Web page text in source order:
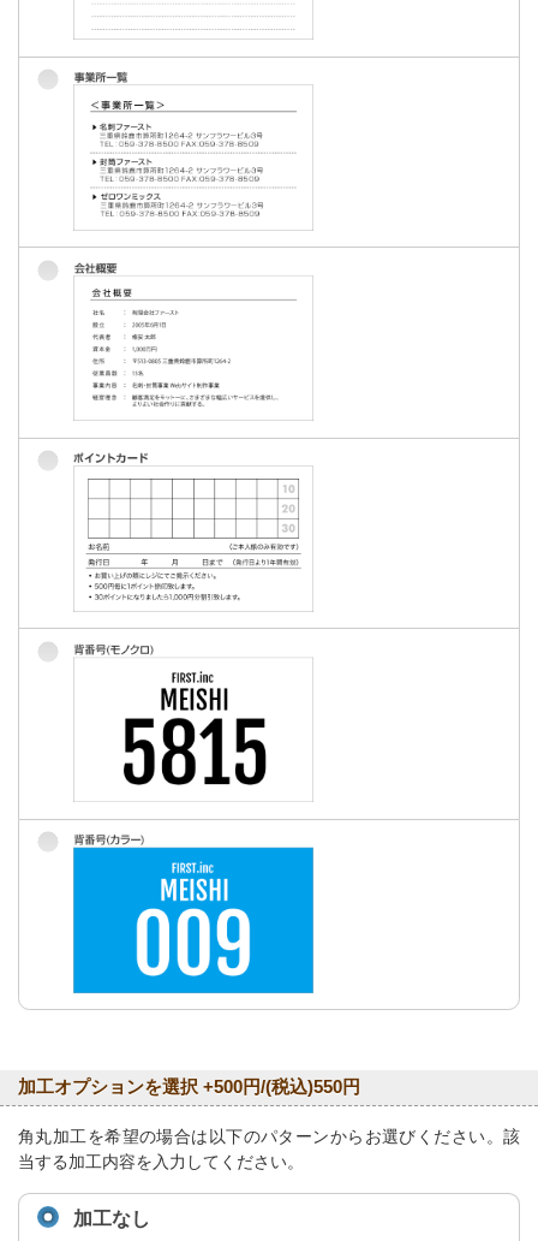
加工オプションを選択 +500円/(税込)550円
角丸加工を希望の場合は以下のパターンからお選びください。該
当する加工内容を入力してください。
加工なし